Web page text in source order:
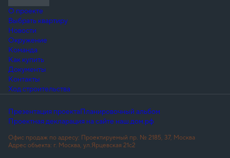
О проекте
Выбрать квартиру
Новости
Окружение
Команда
Как купить
Документы
Контакты
Ход строительства
Презентация проектаПланировочный альбом
Проектная декларация на сайте наш.дом.рф
Офис продаж по адресу: Проектируемый пр. № 2185, 37, Москва
Адрес объекта: г. Москва, ул.Ярцевская 21с2